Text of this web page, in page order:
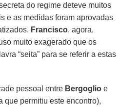
do regime deteve muitos
e as medidas foram aprovadas
Francisco, agora,
muito exagerado que os
“seita” para se referir a estas
pessoal entre Bergoglio e
que permitiu este encontro),